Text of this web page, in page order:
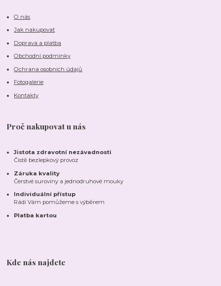
O nás
Jak nakupovat
Doprava a platba
Obchodní podmínky
Ochrana osobních údajů
Fotogalerie
Kontakty
Proč nakupovat u nás
Jistota zdravotní nezávadnosti
Čistě bezlepkový provoz
Záruka kvality
Čerstvé suroviny a jednodruhové mouky
Individuální přístup
Rádi Vám pomůžeme s výběrem
Platba kartou
Kde nás najdete